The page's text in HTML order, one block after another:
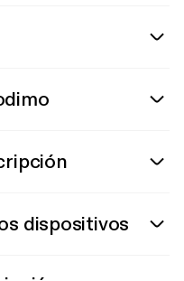
dispositivos